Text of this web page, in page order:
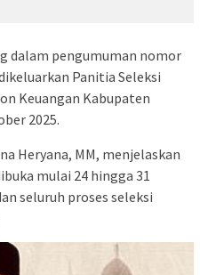
dalam pengumuman nomor
Panitia Seleksi
Keuangan Kabupaten
2025.
Heryana, MM, menjelaskan
mulai 24 hingga 31
seluruh proses seleksi